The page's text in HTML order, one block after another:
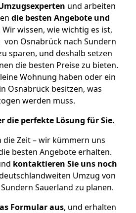
und arbeiten
die besten Angebote und
wissen, wie wichtig es ist,
von Osnabrück nach Sundern
sparen, und deshalb setzen
die besten Preise zu bieten.
Wohnung haben oder ein
Osnabrück besitzen, was
werden muss.
die perfekte Lösung für Sie.
die Zeit – wir kümmern uns
besten Angebote erhalten.
kontaktieren Sie uns noch
Umzug von
Sauerland zu planen.
Formular aus, und erhalten